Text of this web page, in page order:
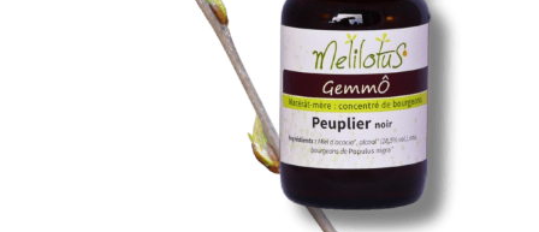
AJOUTER AU PANIER